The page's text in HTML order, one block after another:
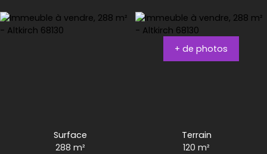
Estimation
+ de photos
Surface
288m²
Terrain
120m²